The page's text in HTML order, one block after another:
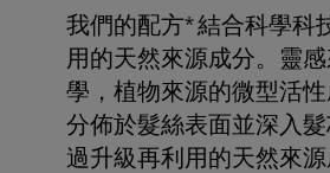
我們的配方* 結合科學科
用的天然來源成分。靈
學，植物來源的微型活
分佈於髮絲表面並深入
過升級再利用的天然來